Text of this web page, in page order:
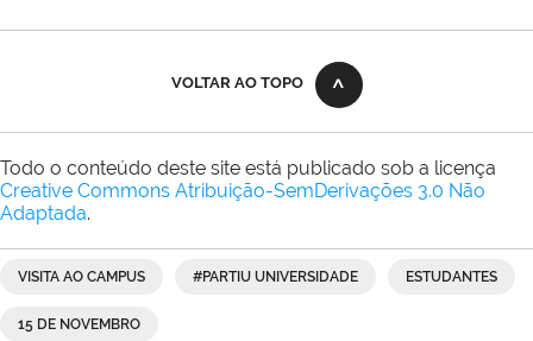
VOLTAR AO TOPO
Todo o conteúdo deste site está publicado sob a licença
Creative Commons Atribuição-SemDerivações 3.0 Não
Adaptada.
VISITA AO CAMPUS #PARTIU UNIVERSIDADE ESTUDANTES
15 DE NOVEMBRO